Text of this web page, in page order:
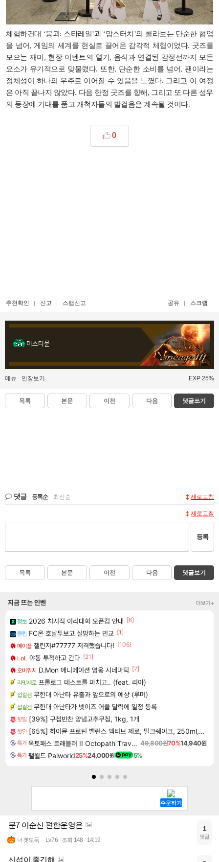
체험하건대 ‘붕괴: 스타레일’과 ‘맘스터치’의 콜라보는 단순한 협업
을 넘어, 게임의 세계를 현실로 끌어온 감각적 체험이었다. 굿즈를
모으는 재미, 현장 이벤트의 열기, 음식과 연결된 감정선까지 모든
요소가 유기적으로 맞물렸다. 또한, 단순한 소비를 넘어, 팬이라는
정체성이 하나의 우주로 이어질 수 있음을 느꼈다. 그리고 이 여정
은 아직 끝나지 않았다. 다음 한정 굿즈를 향해, 그리고 또 다른 성우
의 등장에 기대를 품고 개척자들의 발걸음은 계속될 것이다.
0
추천확인 신고 스팸신고 공유 스크랩
미스티문
메뉴 인장보기 EXP 25%
목록 본문 이전 다음 댓글쓰기
댓글 등록순 최신순 새로고침
새로고침
등록
목록 본문 이전 다음 댓글보기
지금 뜨는 인벤 더보기+
정보 2026 치지직 이리대회 오픈컵 안내 [6]
클립 FC온 호날두보고 실망하는 민교 [1]
메이플 챌린저#77777 저격했습니다! [106]
LoL 야동 투척하고 간다 [21]
오버워치 D.Mon 애니메이션 영웅 시네마틱 [7]
리밋제로 프롤로그 테스트를 마치고.. (feat. 리아)
섭컬겜 무한대 아난타 유출과 앞으로의 예상 (루머)
섭컬겜 무한대 아난타가 넷이즈 어플 달력에 일정 등록
핫딜 [39%] 구첩반찬 양념고추무침, 1kg, 1개
핫딜 [65%] 하이뮨 프로틴 밸런스 액티브 제로, 밀크쉐이크, 250ml, 18개
특가 옥토패스 트래블러 II Octopath Traveler II 49,800원70%14,940원
특가 팰월드 Palworld25%24,000원 5%
문7 이순신 편한운영은
너겟도둑 Lv.76 조회 148 14:19
1
댓글
신섭이 좋긴해